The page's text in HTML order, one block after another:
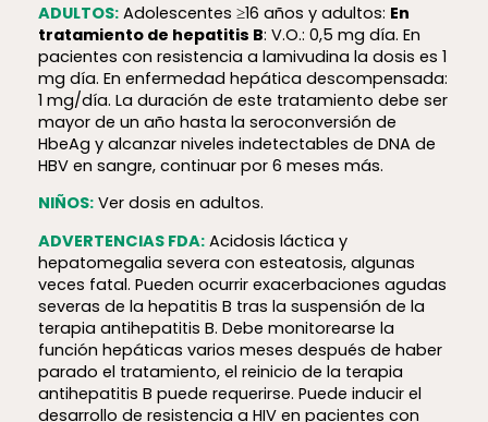
ADULTOS:Adolescentes ≥16 años y adultos: En
tratamiento de hepatitis B: V.O.: 0,5 mg día. En
pacientes con resistencia a lamivudina la dosis es 1
mg día. En enfermedad hepática descompensada:
1 mg/día. La duración de este tratamiento debe ser
mayor de un año hasta la seroconversión de
HbeAg y alcanzar niveles indetectables de DNA de
HBV en sangre, continuar por 6 meses más.
NIÑOS:Ver dosis en adultos.
ADVERTENCIAS FDA:Acidosis láctica y
hepatomegalia severa con esteatosis, algunas
veces fatal. Pueden ocurrir exacerbaciones agudas
severas de la hepatitis B tras la suspensión de la
terapia antihepatitis B. Debe monitorearse la
función hepáticas varios meses después de haber
parado el tratamiento, el reinicio de la terapia
antihepatitis B puede requerirse. Puede inducir el
desarrollo de resistencia a HIV en pacientes con